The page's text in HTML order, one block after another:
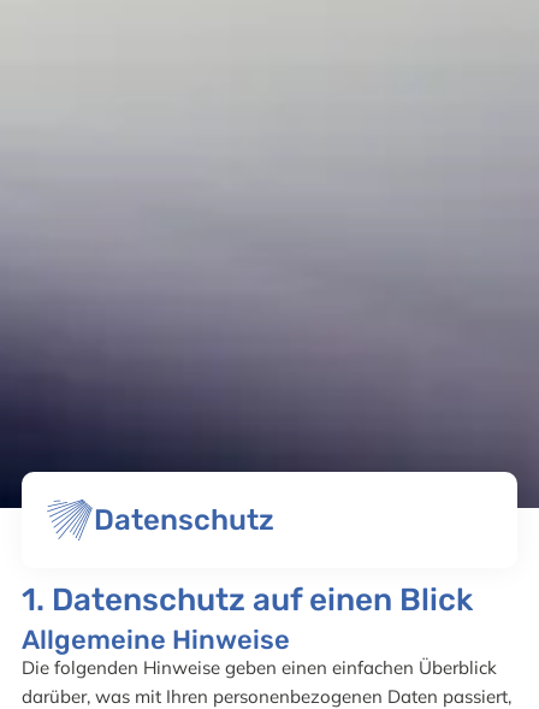
Datenschutz
1. Datenschutz auf einen Blick
Allgemeine Hinweise
Die folgenden Hinweise geben einen einfachen Überblick
darüber, was mit Ihren personenbezogenen Daten passiert,